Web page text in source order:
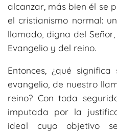
alcanzar, más bien él se
el cristianismo normal:
llamado, digna del
Evangelio y del reino.
Entonces, ¿qué
evangelio, de nuestro
reino? Con toda
imputada por la
ideal cuyo objetivo